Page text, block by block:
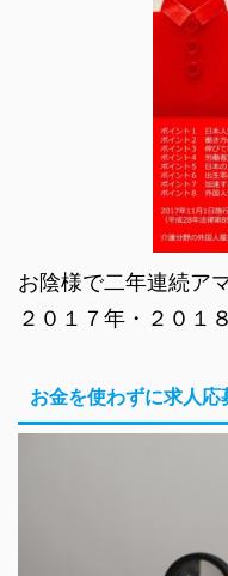
お陰様で二年連続ア
２０１７年・２０１
お金を使わずに求人応